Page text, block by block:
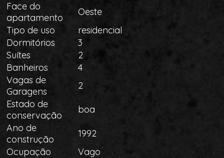
Face do
apartamento
Oeste
Tipo de uso
residencial
Dormitórios
3
Suítes
2
Banheiros
4
Vagas de
Garagens
2
Estado de
conservação
boa
Ano de
construção
1992
Ocupação
Vago